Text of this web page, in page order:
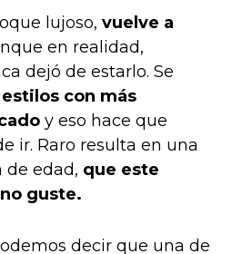
lujoso, vuelve a
en realidad,
dejó de estarlo. Se
estilos con más
y eso hace que
ir. Raro resulta en una
de edad, que este
guste.
decir que una de